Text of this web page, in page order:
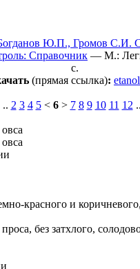
Ю.П., Громов С.И.
Справочник — M.:
c.
(прямая ссылка):
.. 2 3 4 5< 6> 7 8 9 10 11 12 ..
красного и
без затхлого,